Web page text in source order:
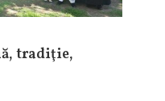
tradiţie,